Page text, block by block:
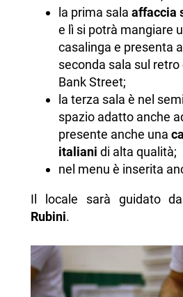
la prima sala affaccia
e lì si potrà mangiare
casalinga e presenta
seconda sala sul
Bank Street;
la terza sala è nel
spazio adatto anche
presente anche una
italiani di alta qualità;
nel menu è inserita
Il locale sarà guidato
Rubini.